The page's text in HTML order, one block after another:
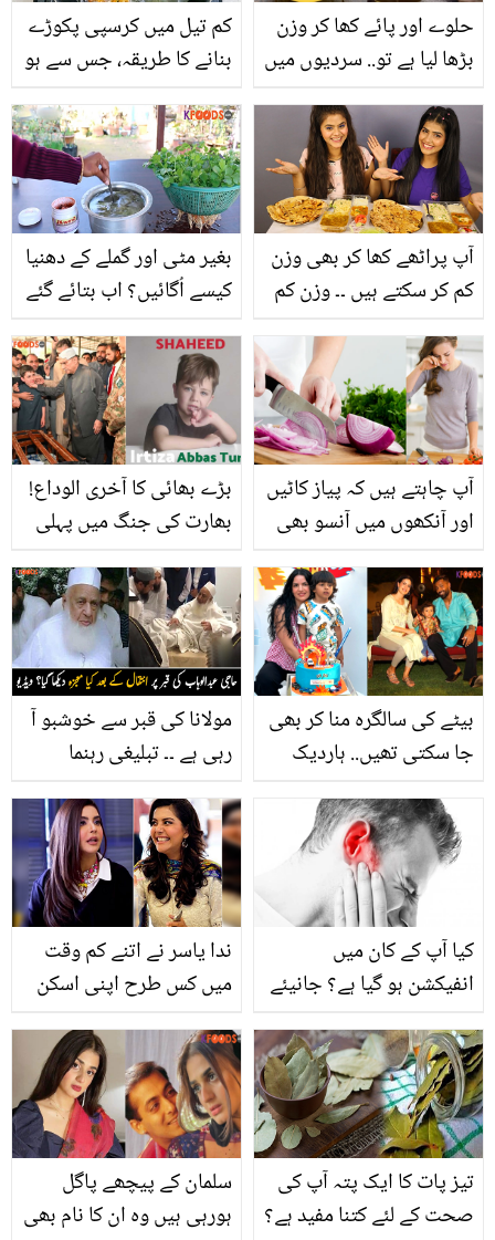
کم تیل میں کرسپی پکوڑے
بنانے کا طریقہ، جس سے ہو
خواتین کی بڑی مشکل
آسان
حلوے اور پائے کھا کر وزن
بڑھا لیا ہے تو.. سردیوں میں
کم کریں؟ جانیں
بغیر مٹی اور گملے کے دھنیا
کیسے اُگائیں؟ اب بتائے گئے
گھر میں دھنیا اگائیں اور
بازار سے خریدنے کے پیسے
بچائیں
آپ پراٹھے کھا کر بھی وزن
کم کر سکتے ہیں ۔۔ وزن کم
چیز اپنے پراٹھے میں شامل
کریں!
بڑے بھائی کا آخری الوداع!
بھارت کی جنگ میں پہلی
سا بچہ کون تھا؟
آپ چاہتے ہیں کہ پیاز کاٹیں
اور آنکھوں میں آنسو بھی
استعمال کر کے دیکھیں،
ایک آنسو بھی نہیں آ سکے
گا اور پیاز کاٹنا ہو جائے گا
آسان
مولانا کی قبر سے خوشبو آ
رہی ہے ۔۔ تبلیغی رہنما
کیا معجزہ ہوا جو یہ دین
کے لیے کے لیے بڑی نوکری
چھوڑ آئے؟ دیکھیں
بیٹے کی سالگرہ منا کر بھی
جا سکتی تھیں.. ہاردیک
میں شامل نہ کرنے پر
صارفین نے نتاشا کو کھری
کھری سنا دیں
ندا یاسر نے اتنے کم وقت
میں کس طرح اپنی اسکن
میں اداکارہ نے انکشاف
کرتے ہوئے بتا دیا
کیا آپ کے کان میں
انفیکشن ہو گیا ہے؟ جانیئے
چند آسان گھریلو نسخے جو
دیں آپ کو کان کے درد سے
نجات
سلمان کے پیچھے پاگل
ہورہی ہیں وہ ان کا نام بھی
تیز پات کا ایک پتہ آپ کی
صحت کے لئے کتنا مفید ہے؟